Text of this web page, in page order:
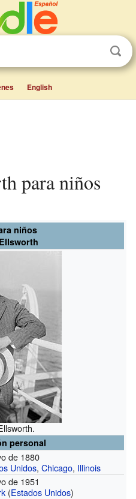
English
para niños
niños
personal
de 1880
Unidos,Chicago, Illinois
de 1951
(Estados Unidos)